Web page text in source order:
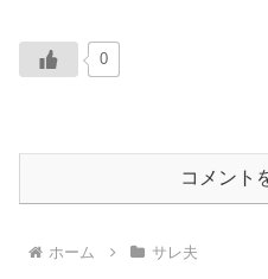
0
コメント
ホーム サレ夫